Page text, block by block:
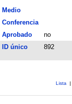
Medio
Conferencia
Aprobado
no
ID único 892
Lista |